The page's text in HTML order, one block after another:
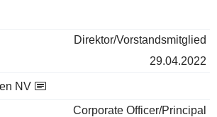
Direktor/Vorstandsmitglied
29.04.2022
NV
Corporate Officer/Principal